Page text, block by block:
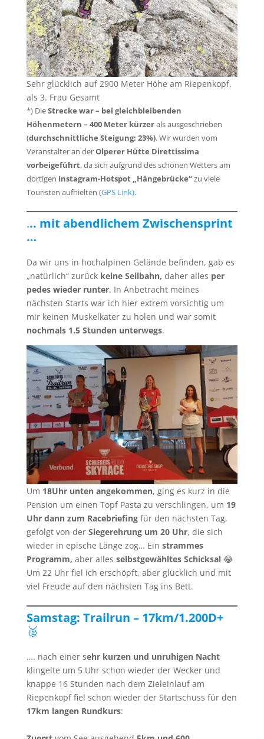
Sehr glücklich auf 2900 Meter Höhe am Riepenkopf,
als 3. Frau Gesamt
*) DieStrecke war – bei gleichbleibenden
Höhenmetern – 400 Meter kürzerals ausgeschrieben
(durchschnittliche Steigung: 23%). Wir wurden vom
Veranstalter an derOlperer Hütte Direttissima
vorbeigeführt, da sich aufgrund des schönen Wetters am
dortigen Instagram-Hotspot „Hängebrücke“zu viele
Touristen aufhielten (GPS Link).
... mit abendlichem Zwischensprint
…
Da wir uns in hochalpinen Gelände befinden, gab es
„natürlich“ zurück keine Seilbahn, daher alles per
pedes wieder runter. In Anbetracht meines
nächsten Starts war ich hier extrem vorsichtig um
mir keinen Muskelkater zu holen und war somit
nochmals 1.5 Stunden unterwegs.
Um 18Uhr unten angekommen, ging es kurz in die
Pension um einen Topf Pasta zu verschlingen, um 19
Uhr dann zum Racebriefing für den nächsten Tag,
gefolgt von der Siegerehrung um 20 Uhr, die sich
wieder in epische Länge zog… Ein strammes
Programm, aber alles selbstgewähltes Schicksal 😂
Um 22 Uhr fiel ich erschöpft, aber glücklich und mit
viel Freude auf den nächsten Tag ins Bett.
Samstag: Trailrun – 17km/1.200D+
🥈
…. nach einer sehr kurzen und unruhigen Nacht
klingelte um 5 Uhr schon wieder der Wecker und
knappe 16 Stunden nach dem Zieleinlauf am
Riepenkopf fiel schon wieder der Startschuss für den
17km langen Rundkurs: